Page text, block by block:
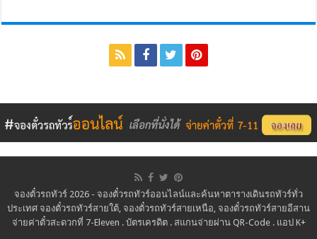
จองตั๋วรถทัวร์ 2026 - จองตั๋วรถทัวร์ออนไลน์และค้นหาตารางเดินรถทัวร์ทั่ว
ประเทศ จองตั๋วรถทัวร์สายใต้, จองตั๋วรถทัวร์สายเหนือ, จองตั๋วรถทัวร์สายอีสาน
จ่ายค่าตั๋วสะดวกที่ 7-Eleven . บัตรเครดิต . สแกนจ่ายผ่าน QR-Code . แอป K+